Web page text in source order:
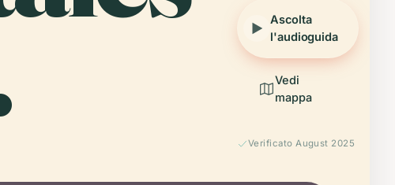
Ascolta
l'audioguida
Vedi
mappa
Verificato August 2025